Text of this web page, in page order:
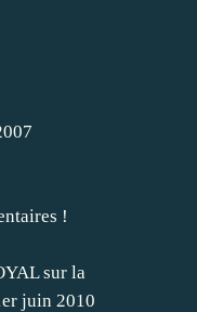
!
sur la
juin 2010